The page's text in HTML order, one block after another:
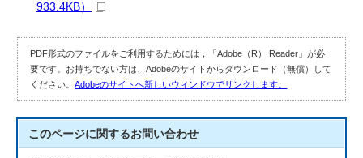
933.4KB）
PDF形式のファイルをご利用するためには，「Adobe（R） Reader」が必
要です。お持ちでない方は、Adobeのサイトからダウンロード（無償）して
ください。Adobeのサイトへ新しいウィンドウでリンクします。
このページに関するお問い合わせ